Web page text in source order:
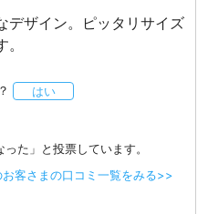
デザイン。ピッタリサイズ
はい
た」と投票しています。
お客さまの口コミ一覧をみる>>